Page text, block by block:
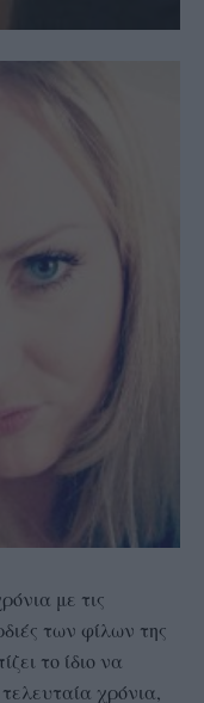
με τις
των φίλων της
το ίδιο να
χρόνια,